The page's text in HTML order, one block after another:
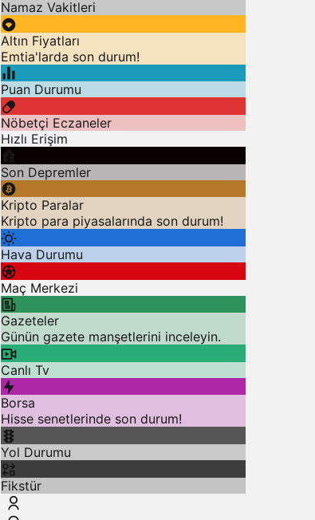
Namaz Vakitleri
Altın Fiyatları
Emtia'larda son durum!
Puan Durumu
Nöbetçi Eczaneler
Hızlı Erişim
Son Depremler
Kripto Paralar
Kripto para piyasalarında son durum!
Hava Durumu
Maç Merkezi
Gazeteler
Günün gazete manşetlerini inceleyin.
Canlı Tv
Borsa
Hisse senetlerinde son durum!
Yol Durumu
Fikstür